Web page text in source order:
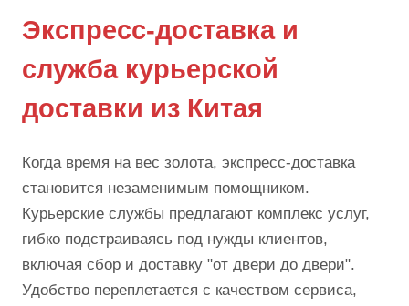
Экспресс-доставка и
служба курьерской
доставки из Китая
Когда время на вес золота, экспресс-доставка
становится незаменимым помощником.
Курьерские службы предлагают комплекс услуг,
гибко подстраиваясь под нужды клиентов,
включая сбор и доставку "от двери до двери".
Удобство переплетается с качеством сервиса,